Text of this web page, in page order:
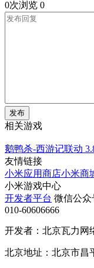
0次浏览 0
发布
相关游戏
鹅鸭杀-西游记联动
友情链接
小米应用商店小米商
小米游戏中心
开发者平台 微信公众
010-60606666
开发者：北京瓦力网
北京地址：北京市昌